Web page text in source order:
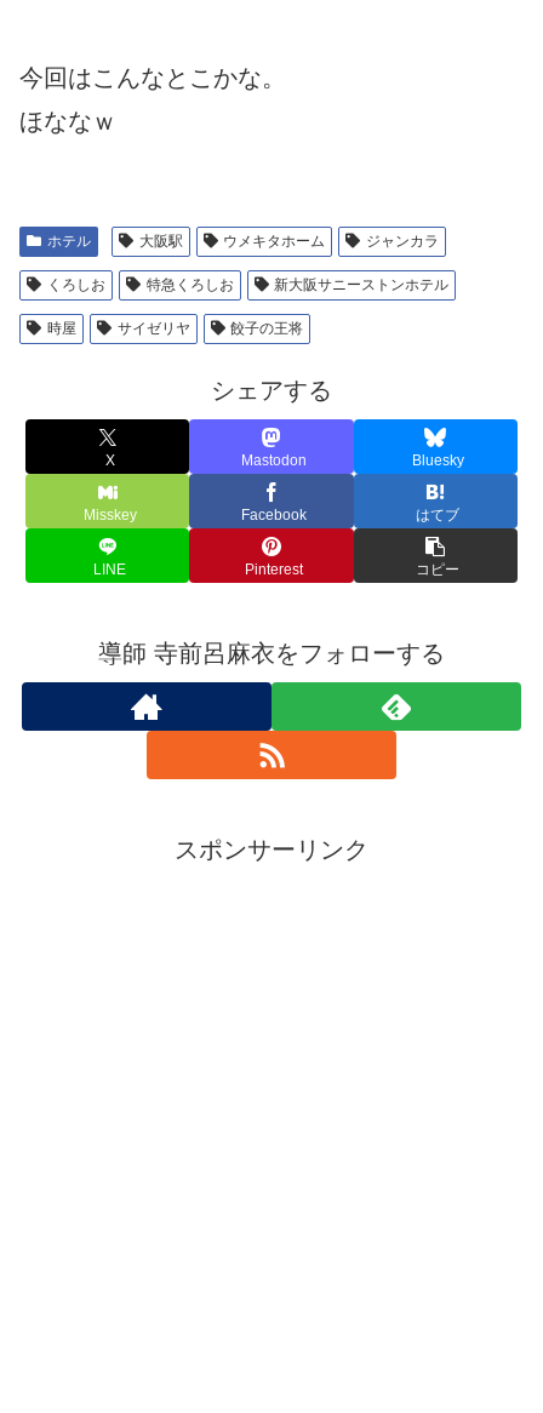
今回はこんなとこかな。
ほななｗ
ホテル 大阪駅 ウメキタホーム ジャンカラ
くろしお 特急くろしお 新大阪サニーストンホテル
時屋 サイゼリヤ 餃子の王将
シェアする
X Mastodon Bluesky
Misskey Facebook はてブ
LINE Pinterest コピー
導師 寺前呂麻衣をフォローする
スポンサーリンク